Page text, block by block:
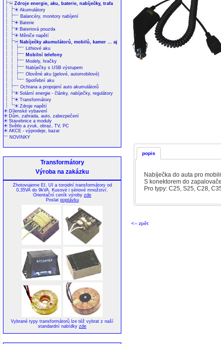
Zdroje energie, aku, baterie, nabíječky, trafa
Akumulátory
Balancéry, monitory nabíjení
Baterie
Bateriová pouzda
Měniče napětí
Nabíječky akumulátorů, mobilů, kamer ... aj
Lithiové aku
Mobilní telefony
Modely, hračky
Nabíječky s USB výstupem
Olověné aku (gelové, automobilové)
Spotřební aku
Ochrana a propojení auto akumulátorů
Solární energie - články, nabíječky, regulátory
Transformátory
Zdroje napětí
Dílenské vybavení
Dům, zahrada, auto, zabezpečení
Stavebnice a moduly
Světlo a zvuk, obraz, TV, PC
AKCE - výprodeje, bazar
NOVINKY
Transformátory
Výroba na zakázku
Zhotovujeme EI, UI a toroidní transformátory od
0,35VA do 9kVA. Kusové i sériové množství.
Orientační ceník výroby zde
Poslat poptávku
Vybrané typy transformátorů lze též vybrat z naší
standardní nabídky zde
popis
Nabíječka do auta pro
S konektorem do
Pro typy: C25, S25, C28,
<-- zpět